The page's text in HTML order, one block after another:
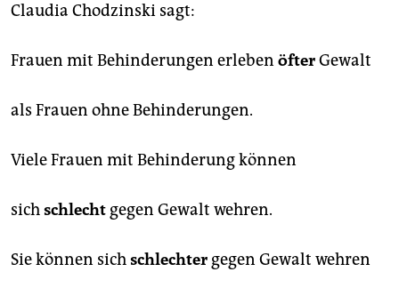
Claudia Chodzinski sagt:
Frauen mit Behinderungen erleben öfterGewalt
als Frauen ohne Behinderungen.
Viele Frauen mit Behinderung können
sichschlecht gegen Gewalt wehren.
Sie können sichschlechter gegen Gewalt wehren